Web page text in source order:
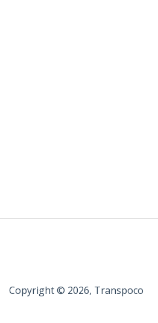
Copyright © 2026, Transpoco